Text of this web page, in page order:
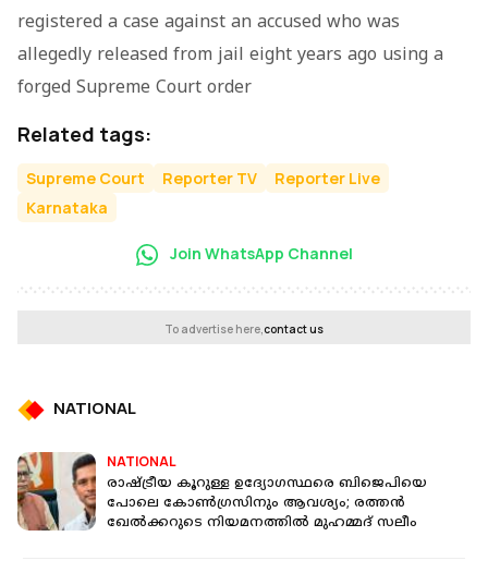
registered a case against an accused who was
allegedly released from jail eight years ago using a
forged Supreme Court order
Related tags:
Supreme Court Reporter TV
Reporter Live
Karnataka
Join WhatsApp Channel
To advertise here,contact us
NATIONAL
NATIONAL
രാഷ്ട്രീയ കൂറുള്ള ഉദ്യോഗസ്ഥരെ ബിജെപിയെ
പോലെ കോൺഗ്രസിനും ആവശ്യം; രത്തൻ
ഖേൽക്കറുടെ നിയമനത്തിൽ മുഹമ്മദ് സലീം